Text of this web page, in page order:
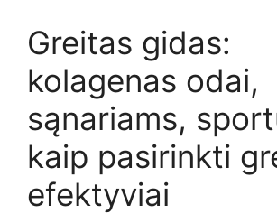
Greitas gidas:
kolagenas odai,
sąnariams,
kaip pasirinkti
efektyviai